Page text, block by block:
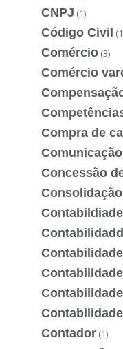
CNPJ (1)
Código Civil
Comércio (3)
Comércio
Compra de
Comunicação
Concessão
Contabilidade
Contador (1)